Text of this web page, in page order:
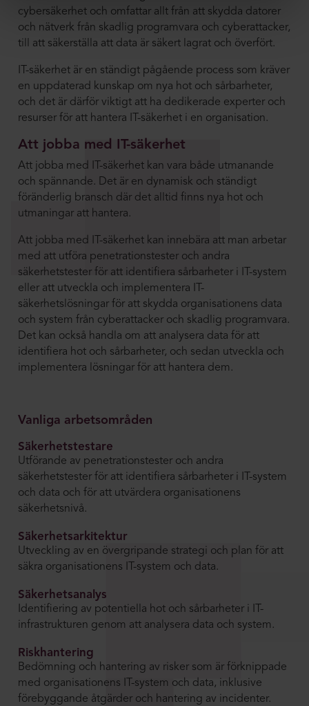
cybersäkerhet och omfattar allt från att skydda datorer
och nätverk från skadlig programvara och cyberattacker,
till att säkerställa att data är säkert lagrat och överfört.
IT-säkerhet är en ständigt pågående process som kräver
en uppdaterad kunskap om nya hot och sårbarheter,
och det är därför viktigt att ha dedikerade experter och
resurser för att hantera IT-säkerhet i en organisation.
Att jobba med IT-säkerhet
Att jobba med IT-säkerhet kan vara både utmanande
och spännande. Det är en dynamisk och ständigt
föränderlig bransch där det alltid finns nya hot och
utmaningar att hantera.
Att jobba med IT-säkerhet kan innebära att man arbetar
med att utföra penetrationstester och andra
säkerhetstester för att identifiera sårbarheter i IT-system
eller att utveckla och implementera IT-
säkerhetslösningar för att skydda organisationens data
och system från cyberattacker och skadlig programvara.
Det kan också handla om att analysera data för att
identifiera hot och sårbarheter, och sedan utveckla och
implementera lösningar för att hantera dem.
Vanliga arbetsområden
Säkerhetstestare
Utförande av penetrationstester och andra
säkerhetstester för att identifiera sårbarheter i IT-system
och data och för att utvärdera organisationens
säkerhetsnivå.
Säkerhetsarkitektur
Utveckling av en övergripande strategi och plan för att
säkra organisationens IT-system och data.
Säkerhetsanalys
Identifiering av potentiella hot och sårbarheter i IT-
infrastrukturen genom att analysera data och system.
Riskhantering
Bedömning och hantering av risker som är förknippade
med organisationens IT-system och data, inklusive
förebyggande åtgärder och hantering av incidenter.